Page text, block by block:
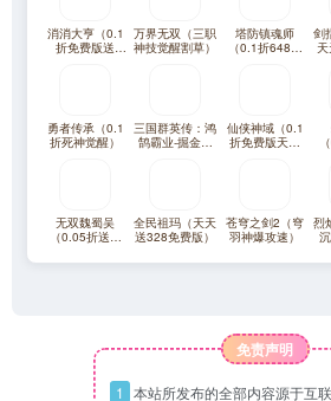
消消大亨（0.1
折免费版送
万界无双（三职
神技觉醒割草）
塔防镇魂师
（0.1折648福
剑
天
勇者传承（0.1
折死神觉醒）
三国群英传：鸿
鹄霸业-掘金版
仙侠神域（0.1
折免费版天天
无双魏蜀吴
（0.05折送满
全民祖玛（天天
送328免费版）
苍穹之剑2（穹
羽神爆攻速）
烈
免责声明
1 本站所发布的全部内容源于互